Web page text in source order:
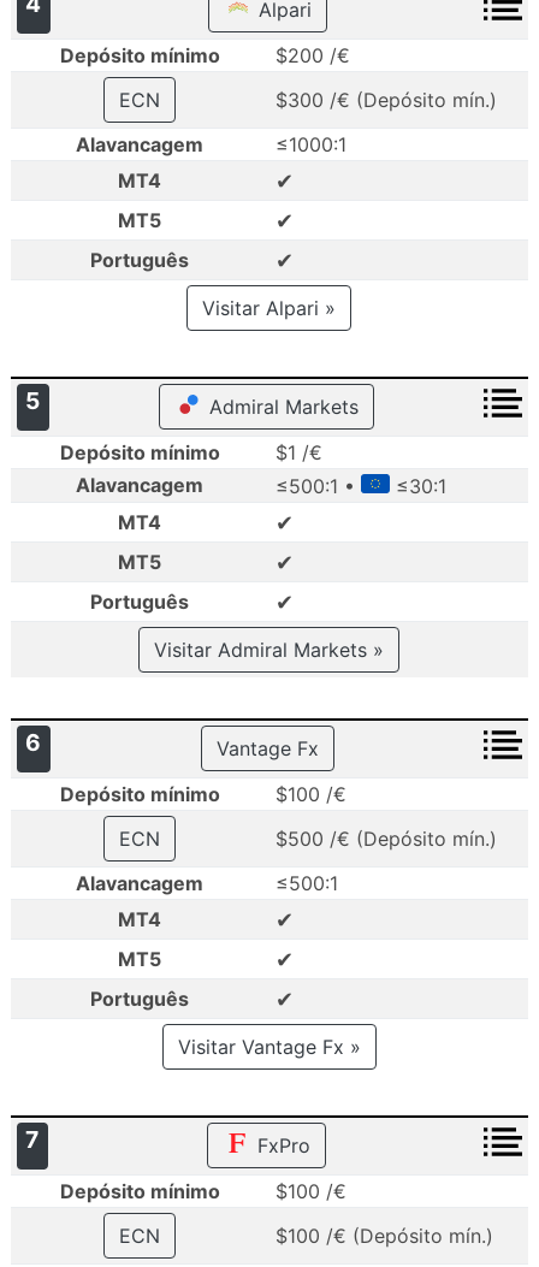
Alpari
Depósito mínimo
$200 /€
ECN
$300 /€ (Depósito mín.)
Alavancagem
≤1000:1
MT4
✔
MT5 ✔
Português ✔
Visitar Alpari »
5
Admiral Markets
Depósito mínimo
$1 /€
Alavancagem
≤500:1 •
≤30:1
MT4
✔
MT5 ✔
Português ✔
Visitar Admiral Markets »
6
Vantage Fx
Depósito mínimo
$100 /€
ECN
$500 /€ (Depósito mín.)
Alavancagem
≤500:1
MT4
✔
MT5 ✔
Português ✔
Visitar Vantage Fx »
7
FxPro
Depósito mínimo
$100 /€
ECN
$100 /€ (Depósito mín.)